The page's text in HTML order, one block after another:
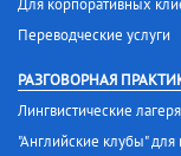
Переводческие услуги
РАЗГОВОРНАЯ
Лингвистические лагеря
"Английские клубы" для